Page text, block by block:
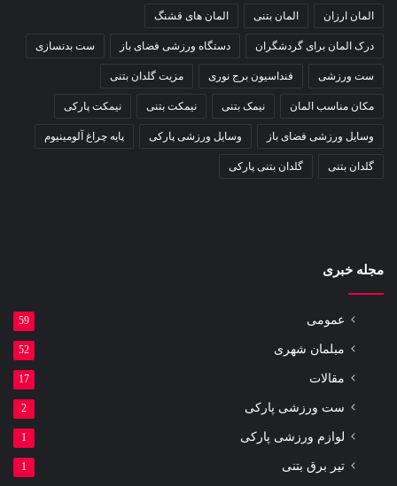
المان ارزان المان بتنی المان های قشنگ
درک المان برای گردشگران دستگاه ورزشی فضای باز ست بدنسازی
ست ورزشی فنداسیون برج نوری مزیت گلدان بتنی
مکان مناسب المان نیمک بتنی نیمکت بتنی نیمکت پارکی
وسایل ورزشی فضای باز وسایل ورزشی پارکی پایه چراغ آلومینیوم
گلدان بتنی گلدان بتنی پارکی
مجله خبری
عمومی 59
مبلمان شهری 52
مقالات 17
ست ورزشی پارکی 2
لوازم ورزشی پارکی 1
تیر برق بتنی 1